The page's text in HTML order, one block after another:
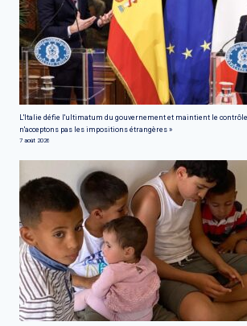
L'Italie défie l'ultimatum du gouvernement et maintient le contrôle
n'acceptons pas les impositions étrangères »
7 août 2026